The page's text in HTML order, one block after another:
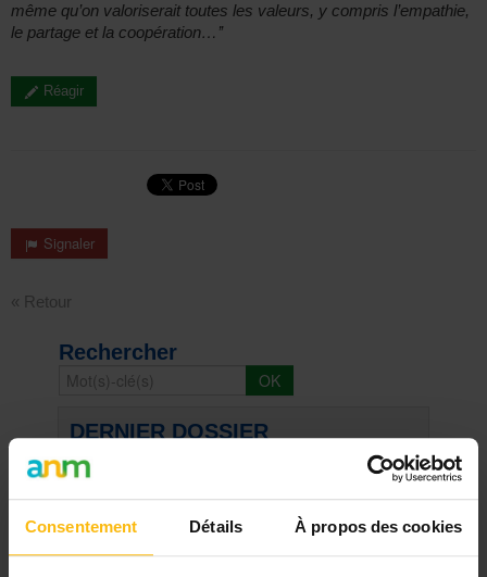
Consentement Détails À propos des cookies
même qu’on valoriserait toutes les valeurs, y compris l’empathie,
le partage et la coopération…’’
Réagir
Signaler
« Retour
Rechercher
DERNIER DOSSIER